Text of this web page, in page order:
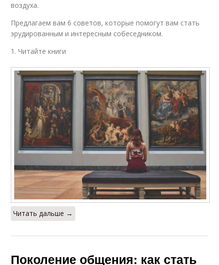
воздуха.
Предлагаем вам 6 советов, которые помогут вам стать
эрудированным и интересным собеседником.
1. Читайте книги
Читать дальше →
Поколение общения: как стать